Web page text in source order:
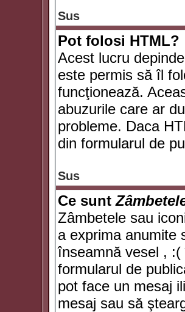
Sus
Pot folosi HTML?
Acest lucru
este permis să îl
funcţionează.
abuzurile care ar
probleme. Daca
din formularul de
Sus
Ce sunt
Zâmbetele sau
a exprima anumite
înseamnă vesel ,
formularul de
pot face un mesaj
mesaj sau să